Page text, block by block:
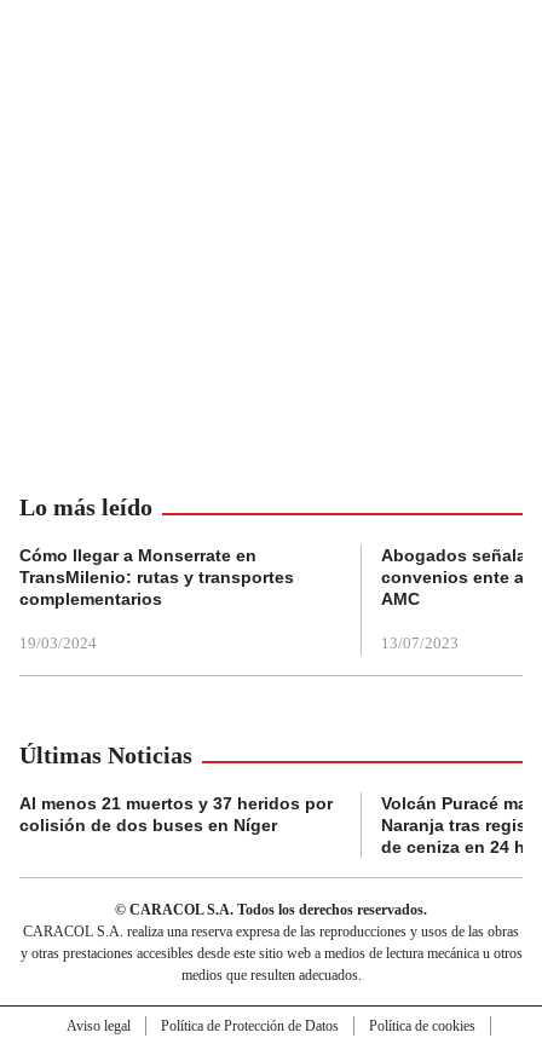
Lo más leído
Cómo llegar a Monserrate en
TransMilenio: rutas y transportes
complementarios
19/03/2024
Abogados
convenios ente
AMC
13/07/2023
Últimas Noticias
Al menos 21 muertos y 37 heridos por
colisión de dos buses en Níger
Volcán Puracé
Naranja tras
de ceniza en 24
© CARACOL S.A. Todos los derechos reservados.
CARACOL S.A. realiza una reserva expresa de las reproducciones y usos de las obras
y otras prestaciones accesibles desde este sitio web a medios de lectura mecánica u otros
medios que resulten adecuados.
Aviso legal Política de Protección de Datos
Política de cookies